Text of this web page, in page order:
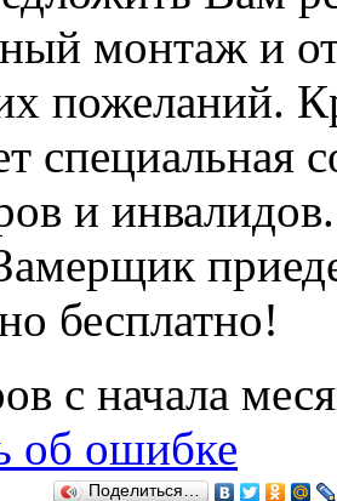
монтаж и
пожеланий.
специальная
и
бесплатно!
с начала
об ошибке
Поделиться…